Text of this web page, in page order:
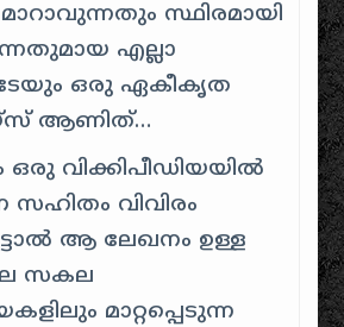
സ്ഥിരമായി
എല്ലാ
ഒരു ഏകീകൃത
ആണിത്…
ഒരു വിക്കിപീഡിയയിൽ
സഹിതം വിവിരം
ആ ലേഖനം ഉള്ള
സകല
മാറ്റപ്പെടുന്ന